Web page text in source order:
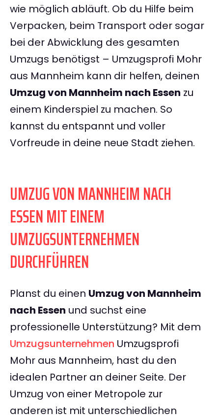
wie möglich abläuft. Ob du Hilfe beim
Verpacken, beim Transport oder sogar
bei der Abwicklung des gesamten
Umzugs benötigst – Umzugsprofi Mohr
aus Mannheim kann dir helfen, deinen
Umzug von Mannheim nach Essen zu
einem Kinderspiel zu machen. So
kannst du entspannt und voller
Vorfreude in deine neue Stadt ziehen.
UMZUG VON MANNHEIM NACH
ESSEN MIT EINEM
UMZUGSUNTERNEHMEN
DURCHFÜHREN
Planst du einen Umzug von Mannheim
nach Essen und suchst eine
professionelle Unterstützung? Mit dem
Umzugsunternehmen Umzugsprofi
Mohr aus Mannheim, hast du den
idealen Partner an deiner Seite. Der
Umzug von einer Metropole zur
anderen ist mit unterschiedlichen